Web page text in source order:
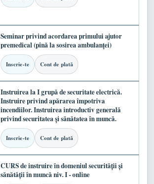
Seminar privind acordarea primului ajutor
premedical (pînă la sosirea ambulanței)
Inscrie-te Cont de plată
Instruirea la I grupă de securitate electrică.
Instruire privind apărarea împotriva
incendiilor. Instruirea introductiv generală
privind securitatea și sănătatea în muncă.
Inscrie-te Cont de plată
CURS de instruire în domeniul securității și
sănătății în muncă niv. I - online